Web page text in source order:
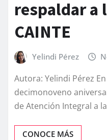
respaldar a
CAINTE
Yelindi Pérez
Autora: Yelindi Pérez
decimonoveno
de Atención Integral a
CONOCE MÁS